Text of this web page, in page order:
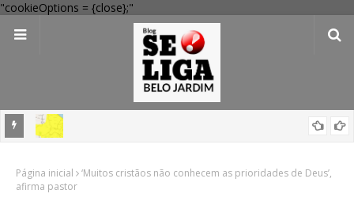
"cookieOptions = {close};"
alerta amarelo de vendaval
Página inicial
‘Muitos cristãos não conhecem as prioridades de Deus’,
afirma pastor